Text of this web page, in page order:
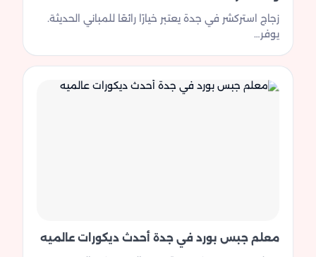
زجاج استركشر في جدة يعتبر خيارًا رائعًا للمباني الحديثة.
يوفر…
معلم جبس بورد في جدة أحدث ديكورات عالميه